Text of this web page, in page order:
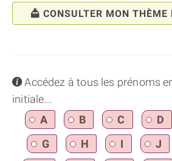
CONSULTER MON THÈME
infoAccédez à tous les prénoms
initiale...
A
B C D
G
H I J